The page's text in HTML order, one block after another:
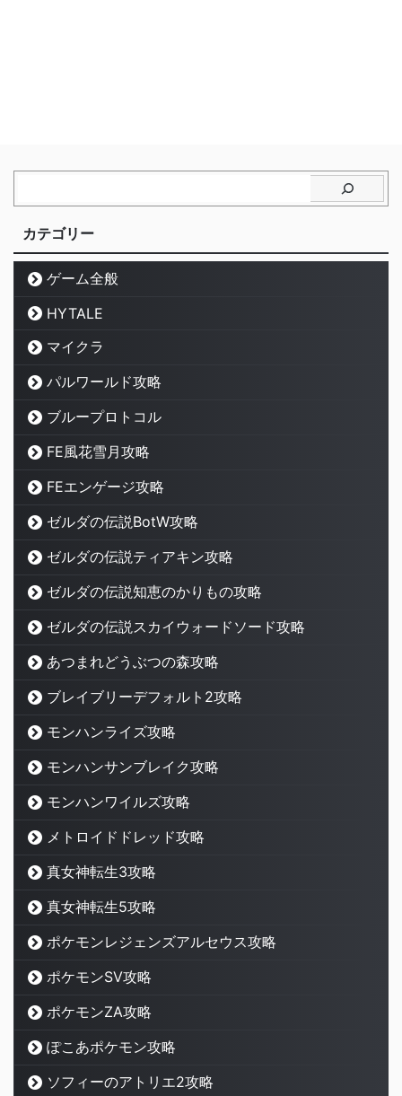
カテゴリー
ゲーム全般
HYTALE
マイクラ
パルワールド攻略
ブループロトコル
FE風花雪月攻略
FEエンゲージ攻略
ゼルダの伝説BotW攻略
ゼルダの伝説ティアキン攻略
ゼルダの伝説知恵のかりもの攻略
ゼルダの伝説スカイウォードソード攻略
あつまれどうぶつの森攻略
ブレイブリーデフォルト2攻略
モンハンライズ攻略
モンハンサンブレイク攻略
モンハンワイルズ攻略
メトロイドドレッド攻略
真女神転生3攻略
真女神転生5攻略
ポケモンレジェンズアルセウス攻略
ポケモンSV攻略
ポケモンZA攻略
ぽこあポケモン攻略
ソフィーのアトリエ2攻略